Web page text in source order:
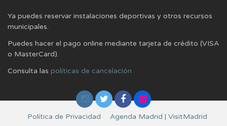
Ya puedes reservar instalaciones deportivas y otros recursos
municipales.
Puedes hacer el pago online mediante tarjeta de crédito (VISA
o MasterCard).
Consulta las políticas de cancelación
Política de Privacidad Agenda Madrid | VisitMadrid